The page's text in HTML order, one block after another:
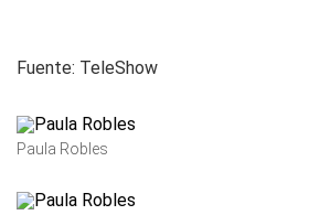
Fuente: TeleShow
Paula Robles